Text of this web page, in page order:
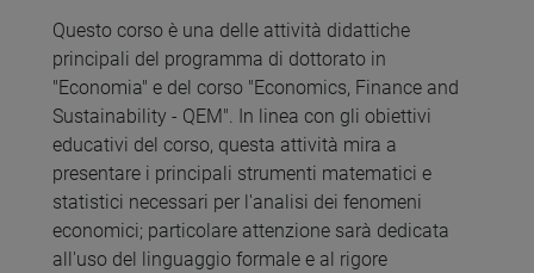
Questo corso è una delle attività didattiche
principali del programma di dottorato in
"Economia" e del corso "Economics, Finance and
Sustainability - QEM". In linea con gli obiettivi
educativi del corso, questa attività mira a
presentare i principali strumenti matematici e
statistici necessari per l'analisi dei fenomeni
economici; particolare attenzione sarà dedicata
all'uso del linguaggio formale e al rigore